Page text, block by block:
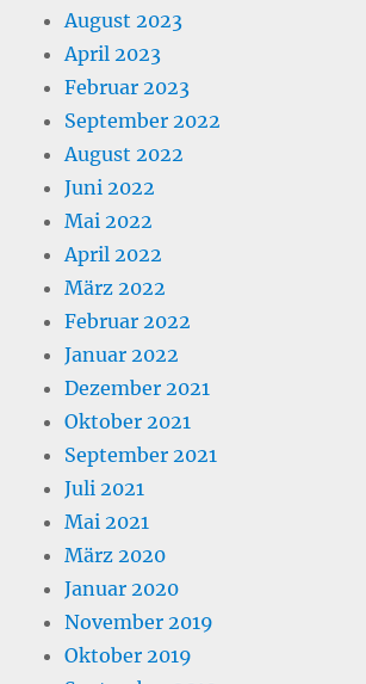
August 2023
April 2023
Februar 2023
September 2022
August 2022
Juni 2022
Mai 2022
April 2022
März 2022
Februar 2022
Januar 2022
Dezember 2021
Oktober 2021
September 2021
Juli 2021
Mai 2021
März 2020
Januar 2020
November 2019
Oktober 2019